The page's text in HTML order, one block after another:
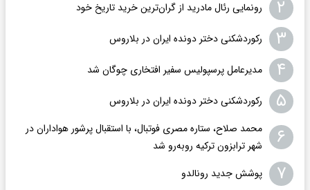
۲ رونمایی رئال مادرید از گران‌ترین خرید تاریخ خود
۳ رکوردشکنی دختر دونده ایران در بلاروس
۴ مدیرعامل پرسپولیس سفیر افتخاری چوگان شد
۵ رکوردشکنی دختر دونده ایران در بلاروس
۶
محمد صلاح، ستاره مصری فوتبال، با استقبال پرشور هواداران در
شهر ترابزون ترکیه روبه‌رو شد
۷ پوشش جدید رونالدو